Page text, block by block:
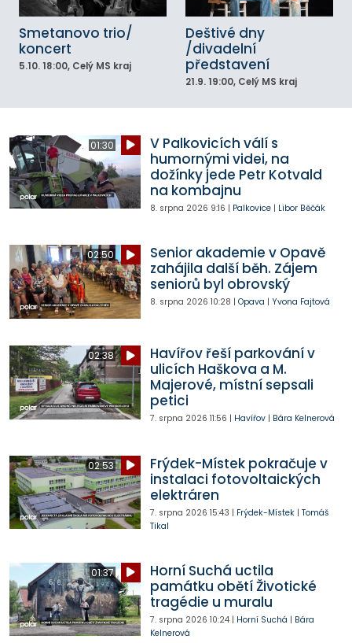
Smetanovo trio/
koncert
5.10. 18:00, Celý MS kraj
Deštivé dny
/divadelní
představení
21.9. 19:00, Celý MS kraj
01:30
V Palkovicích válí s
humornými videi, na
dožínky jede Petr Kotvald
na kombajnu
8. srpna 2026 9:16 | Palkovice| Libor Běčák
02:50
Senior akademie v Opavě
zahájila další běh. Zájem
seniorů byl obrovský
8. srpna 2026 10:28 | Opava | Yvona Fajtová
02:38
Havířov řeší parkování v
ulicích Haškova a M.
Majerové, místní sepsali
petici
7. srpna 2026 11:56 | Havířov| Bára Kelnerová
02:53
Frýdek-Místek pokračuje v
instalaci fotovoltaických
elektráren
7. srpna 2026 15:43 | Frýdek-Místek| Tomáš
Tikal
01:37
Horní Suchá uctila
památku obětí Životické
tragédie u muralu
7. srpna 2026 10:24| Horní Suchá | Bára
Kelnerová